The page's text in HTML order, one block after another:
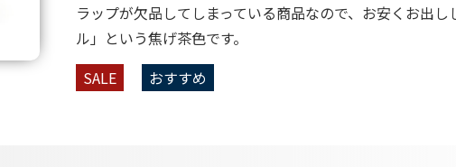
ラップが欠品してしまっている商品なので、お安くお出し
ル」という焦げ茶色です。
SALE
おすすめ